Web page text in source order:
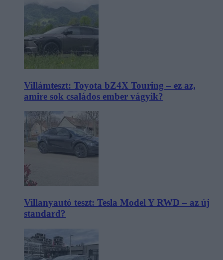
Villámteszt: Toyota bZ4X Touring – ez az,
amire sok családos ember vágyik?
Villanyautó teszt: Tesla Model Y RWD – az új
standard?